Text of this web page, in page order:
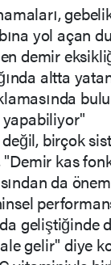
yol açan
demir
altta
yapabiliyor"
birçok
kas
da
geliştiğinde
gelir" diye